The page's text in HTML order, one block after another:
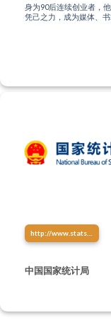
身为90后连续创业者，
凭己之力，成为媒体、书
http://www.stats.gov.cn/
中国国家统计局